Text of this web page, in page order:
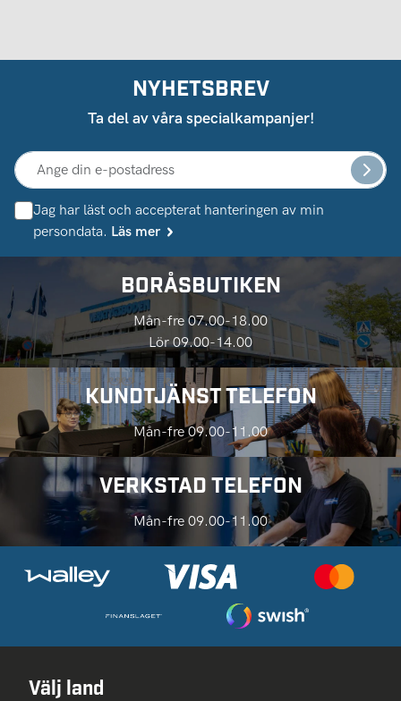
NYHETSBREV
Ta del av våra specialkampanjer!
Jag har läst och accepterat hanteringen av min
persondata. Läs mer
BORÅSBUTIKEN
Mån-fre 07.00-18.00
Lör 09.00-14.00
KUNDTJÄNST TELEFON
Mån-fre 09.00-11.00
VERKSTAD TELEFON
Mån-fre 09.00-11.00
Välj land